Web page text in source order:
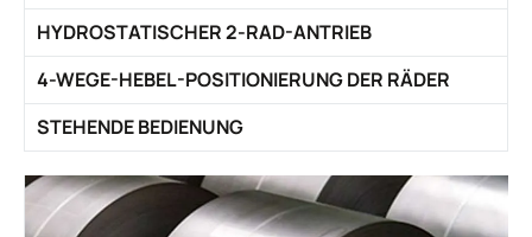
HYDROSTATISCHER 2-RAD-ANTRIEB
4-WEGE-HEBEL-POSITIONIERUNG DER RÄDER
STEHENDE BEDIENUNG